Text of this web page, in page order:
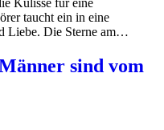
taucht ein in eine
Liebe. Die Sterne am…
sind vom